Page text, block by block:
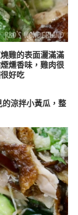
雞的表面灑滿滿
燻香味，雞肉很
好吃
涼拌小黃瓜，整